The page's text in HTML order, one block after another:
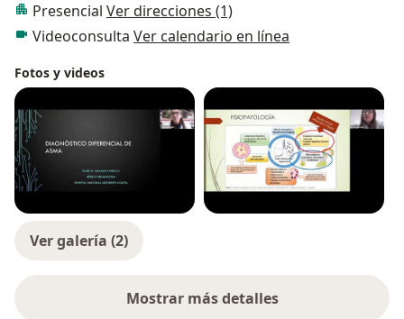
Presencial Ver direcciones (1)
Videoconsulta Ver calendario en línea
Fotos y videos
Ver galería (2)
Mostrar más detalles
sobre la experiencia